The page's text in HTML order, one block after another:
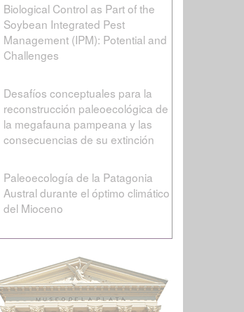
Biological Control as Part of the
Soybean Integrated Pest
Management (IPM): Potential and
Challenges
Desafíos conceptuales para la
reconstrucción paleoecológica de
la megafauna pampeana y las
consecuencias de su extinción
Paleoecología de la Patagonia
Austral durante el óptimo climático
del Mioceno